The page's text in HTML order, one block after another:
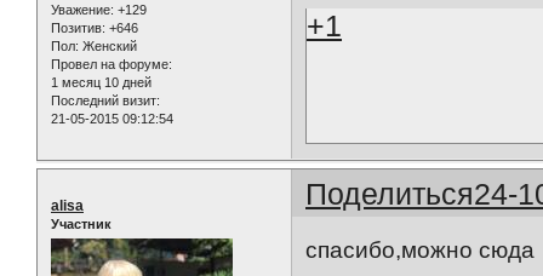
Уважение: +129
Позитив: +646
Пол: Женский
Провел на форуме:
1 месяц 10 дней
Последний визит:
21-05-2015 09:12:54
+1
Поделиться24-
alisa
Участник
спасибо,можно сюда